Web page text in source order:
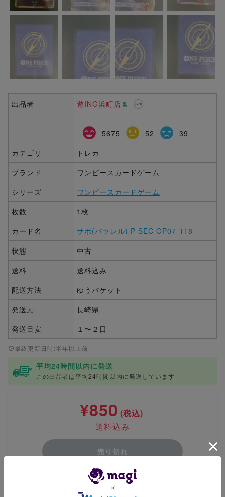
出品者 遊ING浜町店
5675 52
39
カテゴリ
トレカ
ブランド
ワンピースカードゲーム
シリーズ
ワンピースカードゲーム
枚数
1枚
カード名
サボ(パラレル) P-SEC OP07-118
状態
中古
送料
送料込み
配送方法
ゆうパケット
発送元
長崎県
発送目安
１〜２日
最終更新日時:半年以上前
平均24時間以内に発送
この出品者は平均24時間以内に発送しています
¥850 (税込)
送料込み
売り切れ